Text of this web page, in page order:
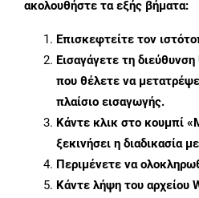
ακολουθήστε τα εξής βήματα:
Επισκεφτείτε τον
Εισαγάγετε τη
που θέλετε να
πλαίσιο εισαγωγής.
Κάντε κλικ στο κουμπί
ξεκινήσει η διαδικασία
Περιμένετε να
Κάντε λήψη του αρχείου